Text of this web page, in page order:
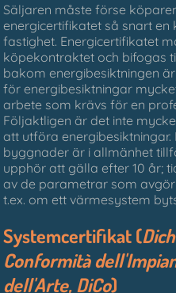
Säljaren måste förse
energicertifikatet så snart
fastighet. Energicertifikatet
köpekontraktet och bifogas
bakom energibesiktningen
för energibesiktningar
arbete som krävs för en
Följaktligen är det inte
att utföra
byggnader är i allmänhet
upphör att gälla efter 10 år;
av de parametrar som
t.ex. om ett värmesystem
Systemcertifikat (
Conformità
dell'Arte,DiCo)